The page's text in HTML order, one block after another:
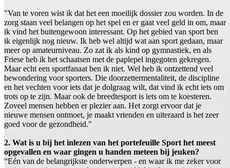
"Van te voren wist ik dat het een moeilijk dossier zou worden. In de
zorg staan veel belangen op het spel en er gaat veel geld in om, maar
ik vind het buitengewoon interessant. Op het gebied van sport ben
ik eigenlijk nog nieuw. Ik heb wel altijd wat aan sport gedaan, maar
meer op amateurniveau. Zo zat ik als kind op gymnastiek, en als
Friese heb ik het schaatsen met de paplepel ingegoten gekregen.
Maar echt een sportfanaat ben ik niet. Wel heb ik ontzettend veel
bewondering voor sporters. Die doorzettermentaliteit, de discipline
en het vechten voor iets dat je dolgraag wilt, dat vind ik echt iets om
trots op te zijn. Maar ook de breedtesport is iets om te koesteren.
Zoveel mensen hebben er plezier aan. Het zorgt ervoor dat je
nieuwe mensen ontmoet, je maakt vrienden en uiteraard is het zeer
goed voor de gezondheid."
2. Wat is u bij het inlezen van het portefeuille Sport het meest
opgevallen en waar gingen u handen meteen bij jeuken?
“Eén van de belangrijkste onderwerpen - en waar ik me zeker voor